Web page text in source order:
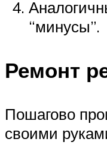
“минусы”.
Ремонт
Пошагово
своими